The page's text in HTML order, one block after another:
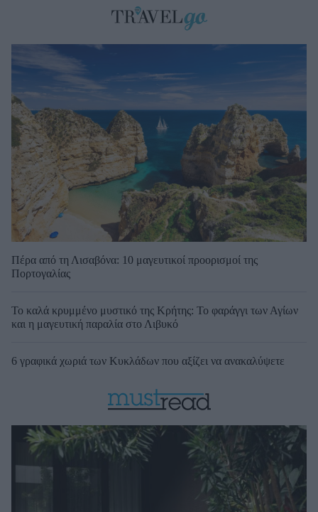
Πέρα από τη Λισαβόνα: 10 μαγευτικοί προορισμοί της
Πορτογαλίας
Το καλά κρυμμένο μυστικό της Κρήτης: Το φαράγγι των Αγίων
και η μαγευτική παραλία στο Λιβυκό
6 γραφικά χωριά των Κυκλάδων που αξίζει να ανακαλύψετε